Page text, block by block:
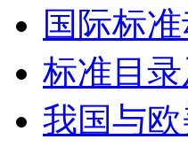
国际标
标准目
我国与